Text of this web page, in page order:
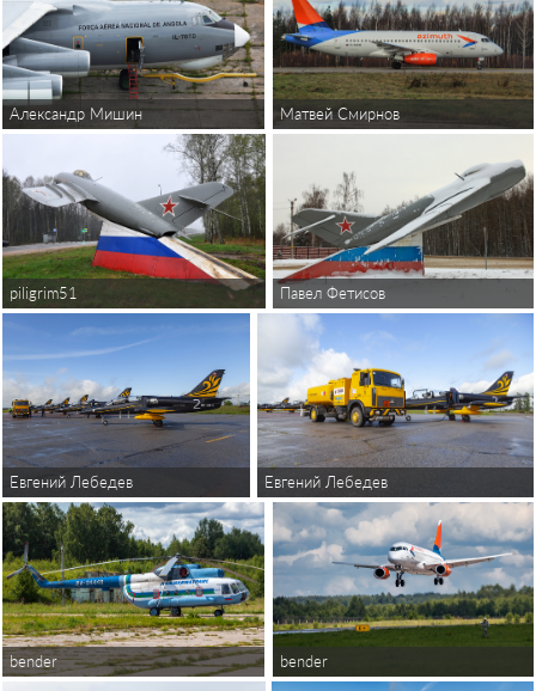
Александр Мишин Матвей Смирнов
piligrim51 Павел Фетисов
Евгений Лебедев Евгений Лебедев
bender bender